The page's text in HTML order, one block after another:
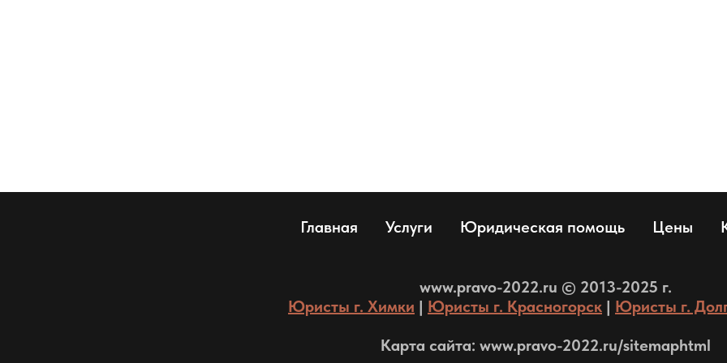
Главная Услуги Юридическая помощь Цены
www.pravo-2022.ru © 2013-2025 г.
Юристы г. Химки | Юристы г. Красногорск | Юристы г.
Карта сайта: www.pravo-2022.ru/sitemaphtml